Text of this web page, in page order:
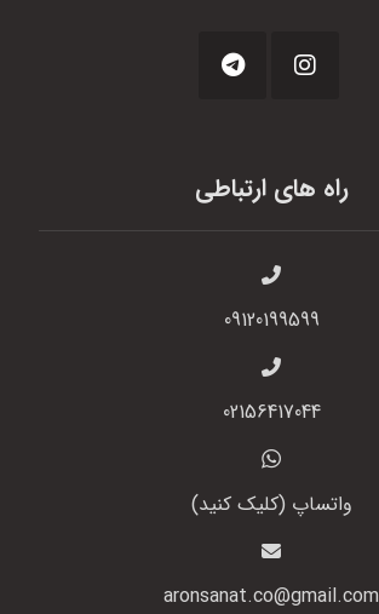
راه های ارتباطی
09120199599
02156417044
واتساپ (کلیک کنید)
aronsanat.co@gmail.com